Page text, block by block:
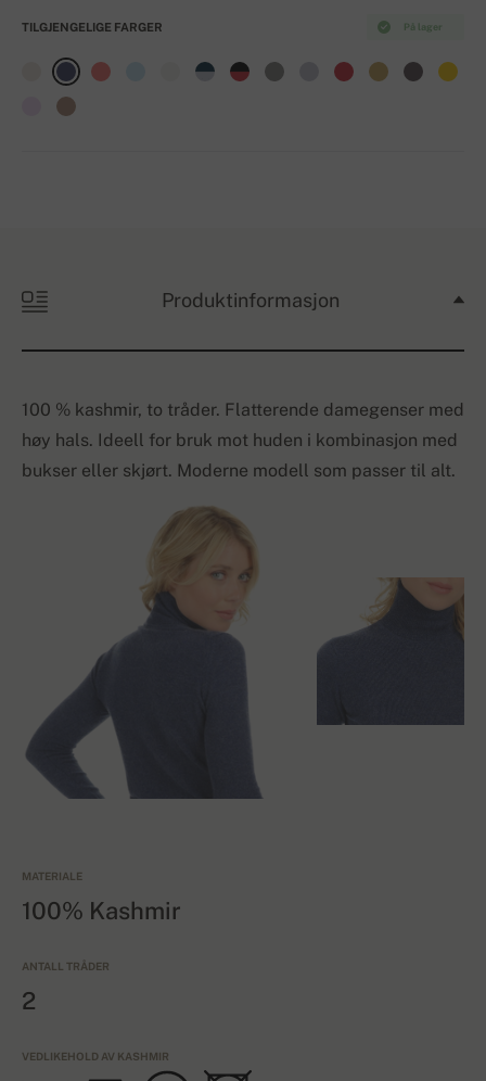
På lager
TILGJENGELIGE FARGER
Produktinformasjon
100 % kashmir, to tråder. Flatterende damegenser med
høy hals. Ideell for bruk mot huden i kombinasjon med
bukser eller skjørt. Moderne modell som passer til alt.
MATERIALE
100% Kashmir
ANTALL TRÅDER
2
VEDLIKEHOLD AV KASHMIR